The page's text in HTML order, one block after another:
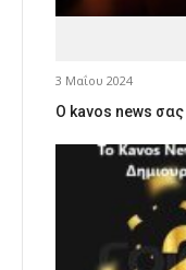
3 Μαΐου 2024
Ο kavos news